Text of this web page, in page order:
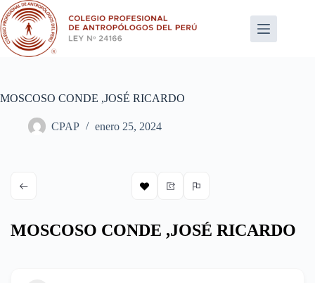
Saltar
al
contenido
MOSCOSO CONDE ,JOSÉ RICARDO
CPAP enero 25, 2024
MOSCOSO CONDE ,JOSÉ RICARDO